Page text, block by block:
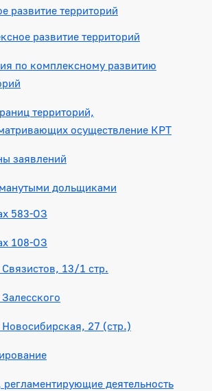
развитие территорий
развитие территорий
по комплексному развитию
территорий,
осуществление КРТ
заявлений
дольщиками
583-ОЗ
108-ОЗ
13/1 стр.
27 (стр.)
деятельность